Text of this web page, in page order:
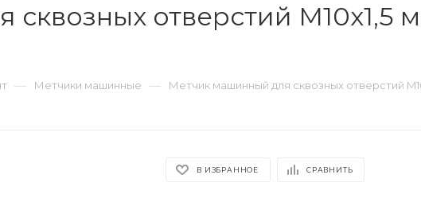
отверстий M10x1,5
— Метчики машинные — Метчик машинный для сквозных отверстий
В ИЗБРАННОЕ СРАВНИТЬ